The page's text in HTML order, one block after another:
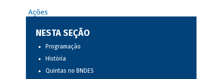
Ações
NESTA SEÇÃO
Programação
História
Quintas no BNDES